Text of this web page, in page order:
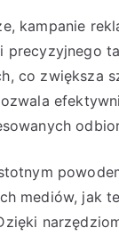
kampanie
precyzyjnego
co zwiększa
mediów, jak